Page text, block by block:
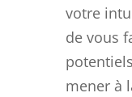
votre
de vous
mener à